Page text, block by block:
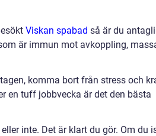
Viskan spabad så är du
är immun mot avkoppling,
komma bort från stress och
en tuff jobbvecka är det den bästa
inte. Det är klart du gör. Om du